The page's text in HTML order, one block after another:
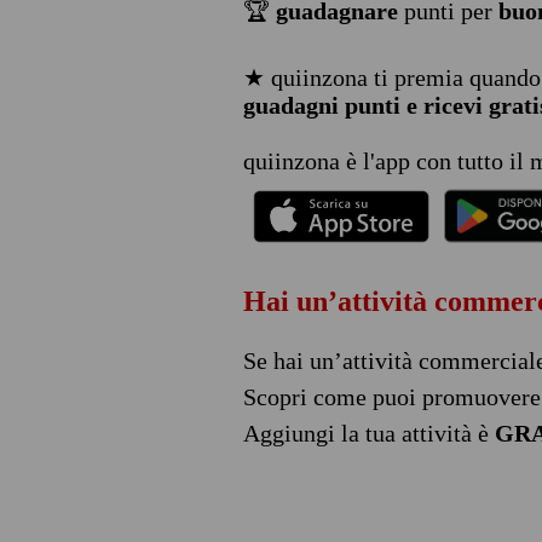
🏆 guadagnarepunti per
★ quiinzona ti premia
guadagni punti e ricevi
quiinzona è l'app con tutto il
Hai un’attività
Se hai un’attività
Scopri come puoi
Aggiungi la tua attività è